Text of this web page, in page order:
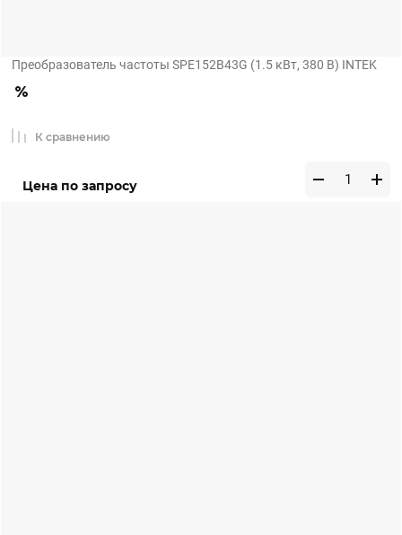
Преобразователь частоты SPE152B43G (1.5 кВт, 380 В) INTEK
Цена по запросу
К сравнению